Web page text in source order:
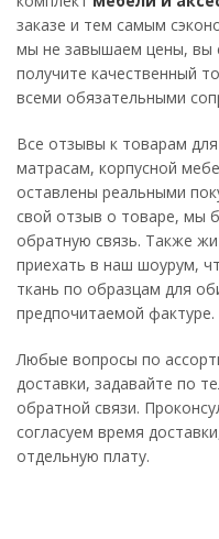
заказе и тем самым
мы не завышаем цены, вы
получите качественный
всеми обязательными
Все отзывы к товарам
матрасам, корпусной
оставлены реальными
свой отзыв о товаре, мы
обратную связь. Также
приехать в наш шоурум,
ткань по образцам для
предпочитаемой фактуре.
Любые вопросы по
доставки, задавайте по
обратной связи.
согласуем время
отдельную плату.